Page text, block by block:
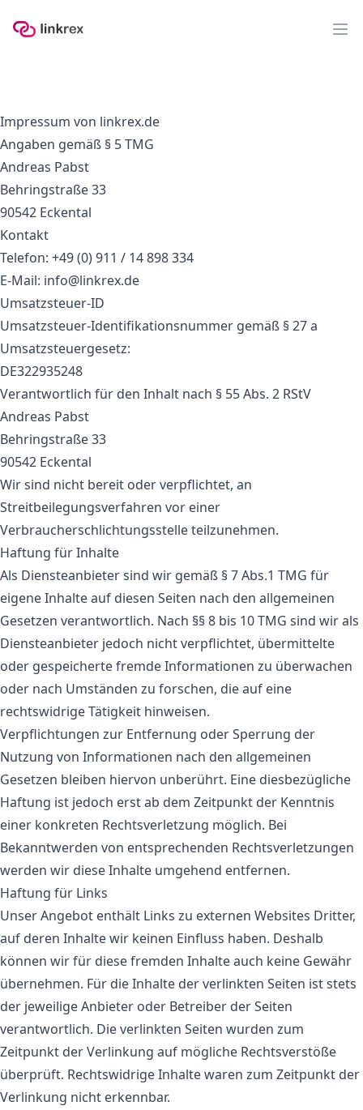
linkrex
Impressum von linkrex.de
Angaben gemäß § 5 TMG
Andreas Pabst
Behringstraße 33
90542 Eckental
Kontakt
Telefon: +49 (0) 911 / 14 898 334
E-Mail: info@linkrex.de
Umsatzsteuer-ID
Umsatzsteuer-Identifikationsnummer gemäß § 27 a
Umsatzsteuergesetz:
DE322935248
Verantwortlich für den Inhalt nach § 55 Abs. 2 RStV
Andreas Pabst
Behringstraße 33
90542 Eckental
Wir sind nicht bereit oder verpflichtet, an
Streitbeilegungsverfahren vor einer
Verbraucherschlichtungsstelle teilzunehmen.
Haftung für Inhalte
Als Diensteanbieter sind wir gemäß § 7 Abs.1 TMG für
eigene Inhalte auf diesen Seiten nach den allgemeinen
Gesetzen verantwortlich. Nach §§ 8 bis 10 TMG sind wir als
Diensteanbieter jedoch nicht verpflichtet, übermittelte
oder gespeicherte fremde Informationen zu überwachen
oder nach Umständen zu forschen, die auf eine
rechtswidrige Tätigkeit hinweisen.
Verpflichtungen zur Entfernung oder Sperrung der
Nutzung von Informationen nach den allgemeinen
Gesetzen bleiben hiervon unberührt. Eine diesbezügliche
Haftung ist jedoch erst ab dem Zeitpunkt der Kenntnis
einer konkreten Rechtsverletzung möglich. Bei
Bekanntwerden von entsprechenden Rechtsverletzungen
werden wir diese Inhalte umgehend entfernen.
Haftung für Links
Unser Angebot enthält Links zu externen Websites Dritter,
auf deren Inhalte wir keinen Einfluss haben. Deshalb
können wir für diese fremden Inhalte auch keine Gewähr
übernehmen. Für die Inhalte der verlinkten Seiten ist stets
der jeweilige Anbieter oder Betreiber der Seiten
verantwortlich. Die verlinkten Seiten wurden zum
Zeitpunkt der Verlinkung auf mögliche Rechtsverstöße
überprüft. Rechtswidrige Inhalte waren zum Zeitpunkt der
Verlinkung nicht erkennbar.